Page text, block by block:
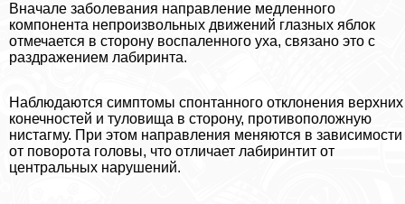
Вначале заболевания направление медленного
компонента непроизвольных движений глазных яблок
отмечается в сторону воспаленного уха, связано это с
раздражением лабиринта.
Наблюдаются симптомы спонтанного отклонения верхних
конечностей и туловища в сторону, противоположную
нистагму. При этом направления меняются в зависимости
от поворота головы, что отличает лабиринтит от
центральных нарушений.